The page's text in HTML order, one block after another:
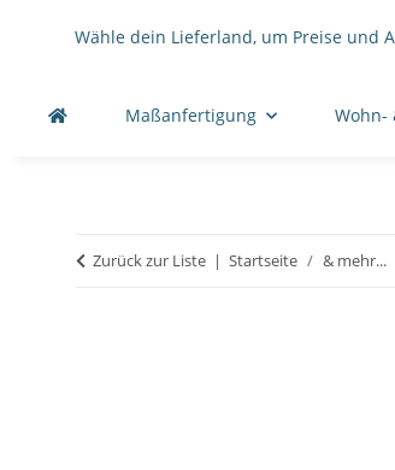
Wähle dein Lieferland, um Preise und
Maßanfertigung Wohn-
Zurück zur Liste Startseite & mehr...